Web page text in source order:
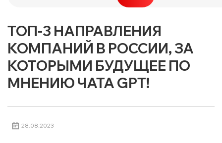
КЕЙСЫ
КОНТАКТЫ
ТОП-3 НАПРАВЛЕНИЯ
КОМПАНИЙ В РОССИИ, ЗА
КОТОРЫМИ БУДУЩЕЕ ПО
МНЕНИЮ ЧАТА GPT!
28.08.2023